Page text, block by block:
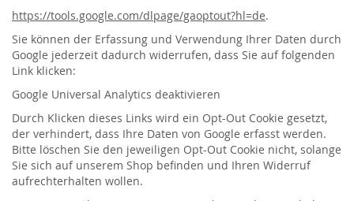
https://tools.google.com/dlpage/gaoptout?hl=de.
Sie können der Erfassung und Verwendung Ihrer Daten durch
Google jederzeit dadurch widerrufen, dass Sie auf folgenden
Link klicken:
Google Universal Analytics deaktivieren
Durch Klicken dieses Links wird ein Opt-Out Cookie gesetzt,
der verhindert, dass Ihre Daten von Google erfasst werden.
Bitte löschen Sie den jeweiligen Opt-Out Cookie nicht, solange
Sie sich auf unserem Shop befinden und Ihren Widerruf
aufrechterhalten wollen.